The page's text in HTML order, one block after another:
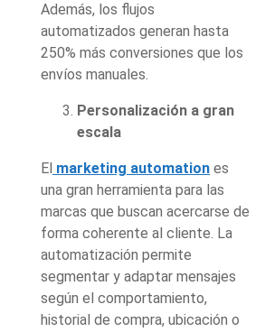
Además, los flujos
automatizados generan hasta
250% más conversiones que los
envíos manuales.
Personalización a gran
escala
El marketing automation es
una gran herramienta para las
marcas que buscan acercarse de
forma coherente al cliente. La
automatización permite
segmentar y adaptar mensajes
según el comportamiento,
historial de compra, ubicación o